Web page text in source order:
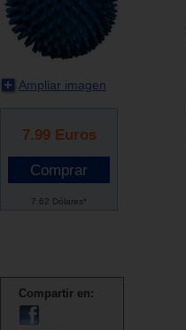
Ampliar imagen
7.99 Euros
7.62 Dólares*
Compartir en: